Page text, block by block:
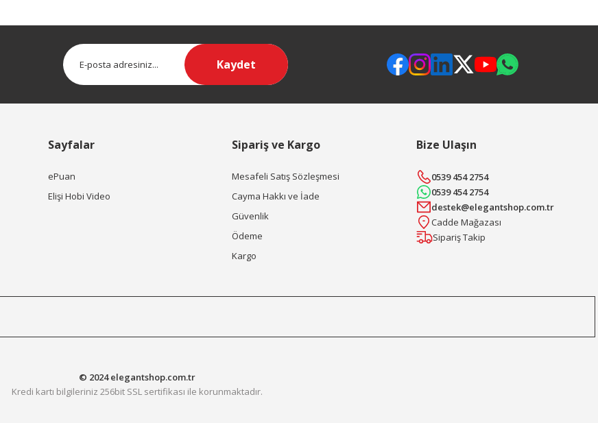
Kaydet
Sayfalar
ePuan
Elişi Hobi Video
Sipariş ve Kargo
Mesafeli Satış Sözleşmesi
Cayma Hakkı ve İade
Güvenlik
Ödeme
Kargo
Bize Ulaşın
0539 454 2754
0539 454 2754
destek@elegantshop.com.tr
Cadde Mağazası
Sipariş Takip
© 2024 elegantshop.com.tr
Kredi kartı bilgileriniz 256bit SSL sertifikası ile korunmaktadır.